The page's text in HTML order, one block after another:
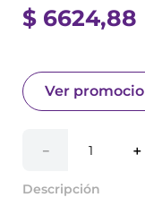
$ 6624,88
Ver
＋
－
Descripción